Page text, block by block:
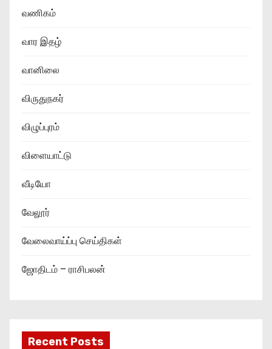
வணிகம்
வார இதழ்
வானிலை
விருதுநகர்
விழுப்புரம்
விளையாட்டு
வீடியோ
வேலூர்
வேலைவாய்ப்பு செய்திகள்
ஜோதிடம் – ராசிபலன்
Recent Posts